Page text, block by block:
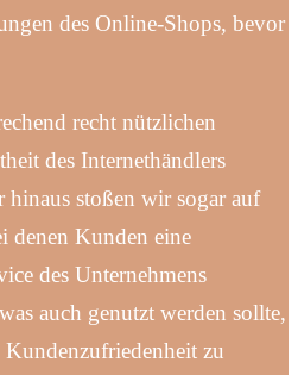
des Online-Shops, bevor
recht nützlichen
des Internethändlers
hinaus stoßen wir sogar auf
denen Kunden eine
des Unternehmens
auch genutzt werden sollte,
zu